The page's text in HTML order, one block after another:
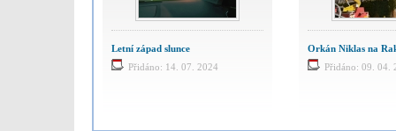
Letní západ slunce
Přidáno: 14. 07. 2024
Orkán Niklas na
Přidáno: 09. 04.